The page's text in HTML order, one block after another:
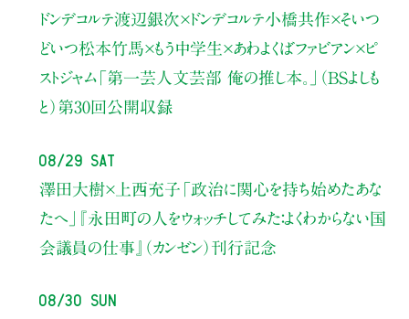
ドンデコルテ渡辺銀次×ドンデコルテ小橋共作×そいつ
どいつ松本竹馬×もう中学生×あわよくばファビアン×ピ
ストジャム「第一芸人文芸部 俺の推し本。」（BSよしも
と） 第30回公開収録
08/29 Sat
澤田大樹×上西充子 「政治に関心を持ち始めたあな
たへ」
『永田町の人をウォッチしてみた：よくわからない国
会議員の仕事』（カンゼン）刊行記念
08/30 Sun